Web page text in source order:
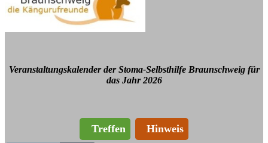
Veranstaltungskalender der Stoma-Selbsthilfe Braunschweig für
das Jahr 2026
Treffen Hinweis